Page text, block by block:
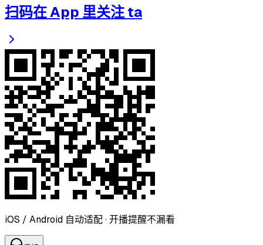
扫码在 App 里关注 ta
iOS / Android 自动适配 · 开播提醒不漏看